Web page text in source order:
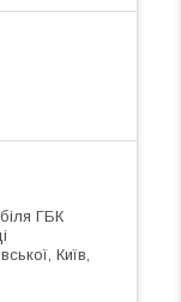
ГБК
Київ,